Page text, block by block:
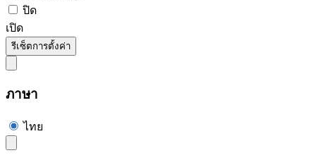
ปิด
เปิด
รีเซ็ตการตั้งค่า
ภาษา
ไทย